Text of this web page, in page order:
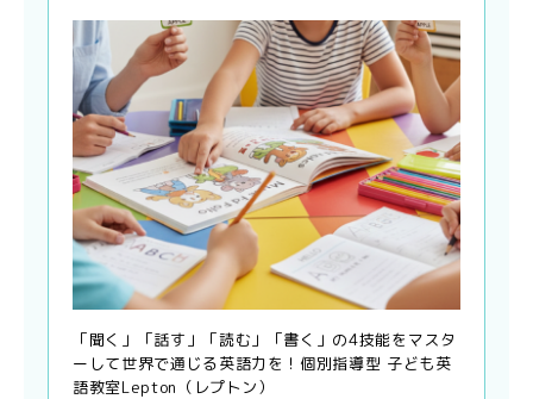
「聞く」「話す」「読む」「書く」の4技能をマスタ
ーして世界で通じる英語力を！個別指導型 子ども英
語教室Lepton（レプトン）